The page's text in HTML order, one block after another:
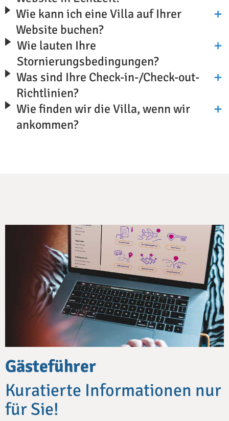
Wie kann ich eine Villa auf Ihrer
Website buchen?
Wie lauten Ihre
Stornierungsbedingungen?
Was sind Ihre Check-in-/Check-out-
Richtlinien?
Wie finden wir die Villa, wenn wir
ankommen?
Gästeführer
Kuratierte Informationen nur
für Sie!